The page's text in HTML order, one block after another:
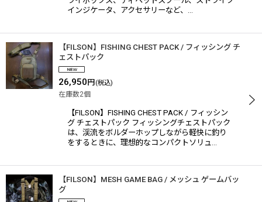
インジケータ、アクセサリーなど、…
【FILSON】FISHING CHEST PACK / フィッシング チ
ェストパック
26,950 円 (税込)
在庫数2個
【FILSON】FISHING CHEST PACK / フィッシン
グ チェストパック フィッシングチェストパック
は、渓流をボルダーホップしながら軽快に釣り
をするときに、理想的なコンパクトソリュ…
【FILSON】MESH GAME BAG / メッシュ ゲームバッ
グ